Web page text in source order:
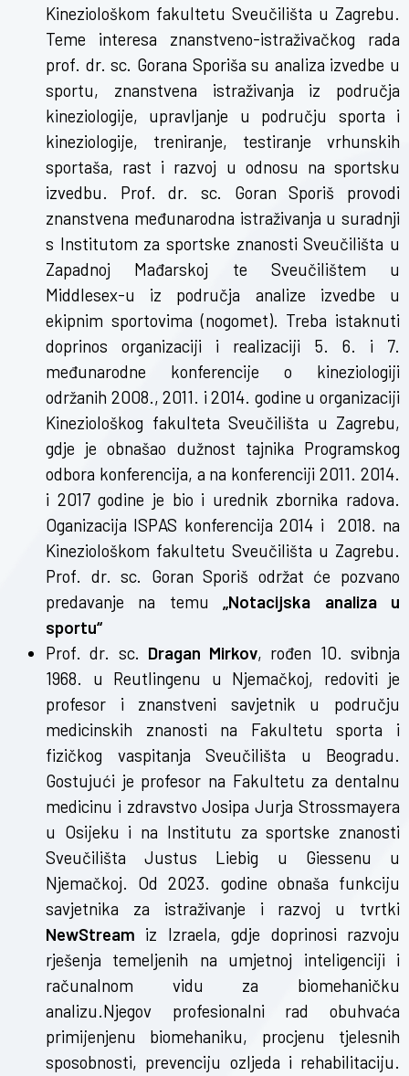
Kineziološkom fakultetu Sveučilišta u Zagrebu.
Teme interesa znanstveno-istraživačkog rada
prof. dr. sc. Gorana Sporiša su analiza izvedbe u
sportu, znanstvena istraživanja iz područja
kineziologije, upravljanje u području sporta i
kineziologije, treniranje, testiranje vrhunskih
sportaša, rast i razvoj u odnosu na sportsku
izvedbu. Prof. dr. sc. Goran Sporiš provodi
znanstvena međunarodna istraživanja u suradnji
s Institutom za sportske znanosti Sveučilišta u
Zapadnoj Mađarskoj te Sveučilištem u
Middlesex-u iz područja analize izvedbe u
ekipnim sportovima (nogomet). Treba istaknuti
doprinos organizaciji i realizaciji 5. 6. i 7.
međunarodne konferencije o kineziologiji
održanih 2008., 2011. i 2014. godine u organizaciji
Kineziološkog fakulteta Sveučilišta u Zagrebu,
gdje je obnašao dužnost tajnika Programskog
odbora konferencija, a na konferenciji 2011. 2014.
i 2017 godine je bio i urednik zbornika radova.
Oganizacija ISPAS konferencija 2014 i 2018. na
Kineziološkom fakultetu Sveučilišta u Zagrebu.
Prof. dr. sc. Goran Sporiš održat će pozvano
predavanje na temu„Notacijska analiza u
sportu“
Prof. dr. sc. Dragan Mirkov, rođen 10. svibnja
1968. u Reutlingenu u Njemačkoj, redoviti je
profesor i znanstveni savjetnik u području
medicinskih znanosti na Fakultetu sporta i
fizičkog vaspitanja Sveučilišta u Beogradu.
Gostujući je profesor na Fakultetu za dentalnu
medicinu i zdravstvo Josipa Jurja Strossmayera
u Osijeku i na Institutu za sportske znanosti
Sveučilišta Justus Liebig u Giessenu u
Njemačkoj. Od 2023. godine obnaša funkciju
savjetnika za istraživanje i razvoj u tvrtki
NewStream iz Izraela, gdje doprinosi razvoju
rješenja temeljenih na umjetnoj inteligenciji i
računalnom vidu za biomehaničku
analizu.Njegov profesionalni rad obuhvaća
primijenjenu biomehaniku, procjenu tjelesnih
sposobnosti, prevenciju ozljeda i rehabilitaciju.